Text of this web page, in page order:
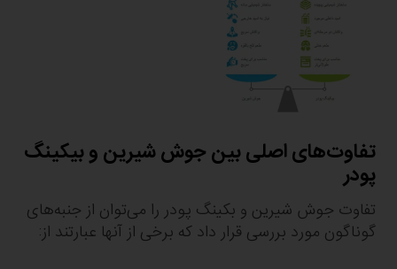
تفاوت‌های اصلی بین جوش شیرین و بیکینگ
پودر
تفاوت جوش شیرین و بکینگ پودر را می‌توان از جنبه‌های
گوناگون مورد بررسی قرار داد که برخی از آنها عبارتند از: